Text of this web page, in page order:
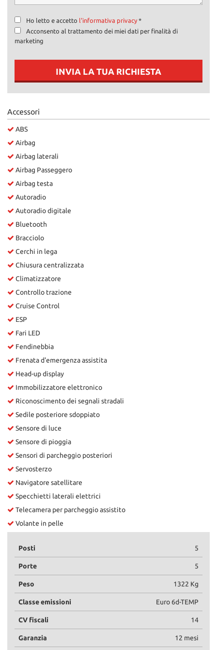
Ho letto e accetto l'informativa privacy *
Acconsento al trattamento dei miei dati per finalità di
marketing
INVIA LA TUA RICHIESTA
Accessori
ABS
Airbag
Airbag laterali
Airbag Passeggero
Airbag testa
Autoradio
Autoradio digitale
Bluetooth
Bracciolo
Cerchi in lega
Chiusura centralizzata
Climatizzatore
Controllo trazione
Cruise Control
ESP
Fari LED
Fendinebbia
Frenata d'emergenza assistita
Head-up display
Immobilizzatore elettronico
Riconoscimento dei segnali stradali
Sedile posteriore sdoppiato
Sensore di luce
Sensore di pioggia
Sensori di parcheggio posteriori
Servosterzo
Navigatore satellitare
Specchietti laterali elettrici
Telecamera per parcheggio assistito
Volante in pelle
Posti 5
Porte 5
Peso 1322 Kg
Classe emissioni Euro 6d-TEMP
CV fiscali 14
Garanzia 12 mesi